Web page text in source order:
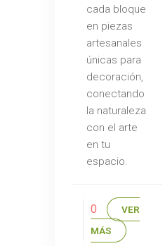
cada bloque
en piezas
artesanales
únicas para
decoración,
conectando
la naturaleza
con el arte
en tu
espacio.
0
VER
MÁS